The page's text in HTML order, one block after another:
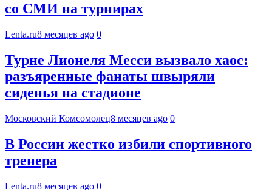
со СМИ на турнирах
Lenta.ru8 месяцев ago 0
Турне Лионеля Месси вызвало хаос:
разъяренные фанаты швыряли
сиденья на стадионе
Московский Комсомолец8 месяцев ago 0
В России жестко избили спортивного
тренера
Lenta.ru8 месяцев ago 0